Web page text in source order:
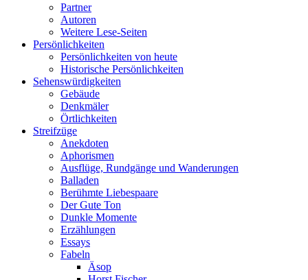
Partner
Autoren
Weitere Lese-Seiten
Persönlichkeiten
Persönlichkeiten von heute
Historische Persönlichkeiten
Sehenswürdigkeiten
Gebäude
Denkmäler
Örtlichkeiten
Streifzüge
Anekdoten
Aphorismen
Ausflüge, Rundgänge und Wanderungen
Balladen
Berühmte Liebespaare
Der Gute Ton
Dunkle Momente
Erzählungen
Essays
Fabeln
Äsop